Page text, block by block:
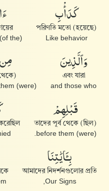
كَدَأْبِ
পরিণতি মতো (হয়েছে)
Like behavior
(of the) people
وَٱلَّذِينَ
এবং যারা
and those who
(থেকে)
(were) before them.
قَبْلِهِمْ
তাদের পূর্ব থেকে (ছিল)
(were) before them.
بِـَٔايَٰتِنَا
আমাদের নিদর্শনগুলোর প্রতি
Our Signs,